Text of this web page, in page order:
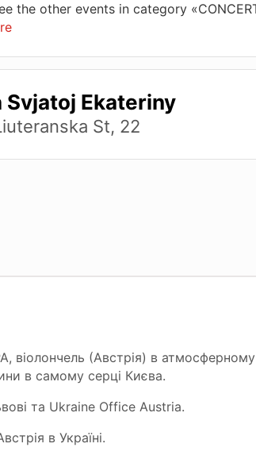
the other events in category
Svjatoj Ekateriny
St, 22
віолончель (Австрія) в атмосферному
в самому серці Києва.
та Ukraine Office Austria.
в Україні.